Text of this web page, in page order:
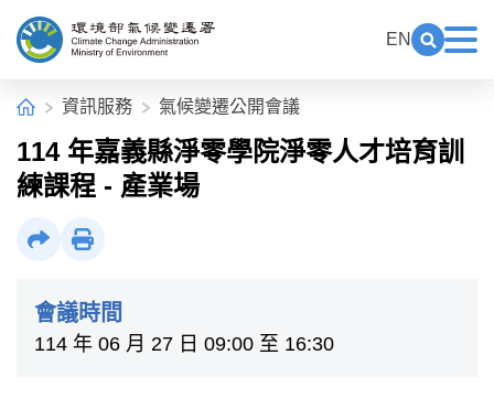
EN
首頁資訊服務 氣候變遷公開會議
114 年嘉義縣淨零學院淨零人才培育訓
練課程 - 產業場
會議時間
114 年 06 月 27 日 09:00 至 16:30